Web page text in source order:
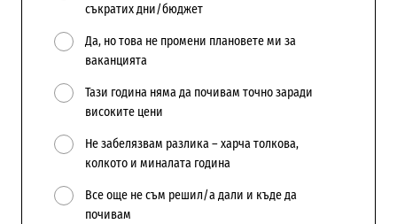
съкратих дни/бюджет
Да, но това не промени плановете ми за
ваканцията
Тази година няма да почивам точно заради
високите цени
Не забелязвам разлика – харча толкова,
колкото и миналата година
Все още не съм решил/а дали и къде да
почивам